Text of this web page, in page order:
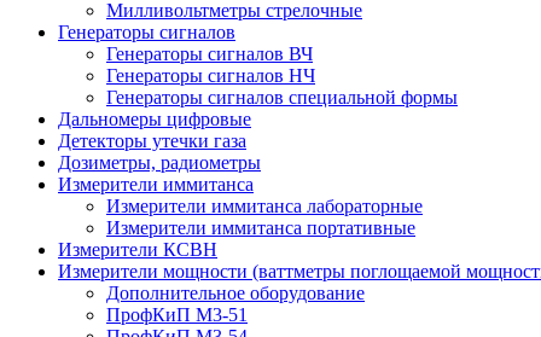
Милливольтметры стрелочные
Генераторы сигналов
Генераторы сигналов ВЧ
Генераторы сигналов НЧ
Генераторы сигналов специальной формы
Дальномеры цифровые
Детекторы утечки газа
Дозиметры, радиометры
Измерители иммитанса
Измерители иммитанса лабораторные
Измерители иммитанса портативные
Измерители КСВН
Измерители мощности (ваттметры поглощаемой
Дополнительное оборудование
ПрофКиП М3-51